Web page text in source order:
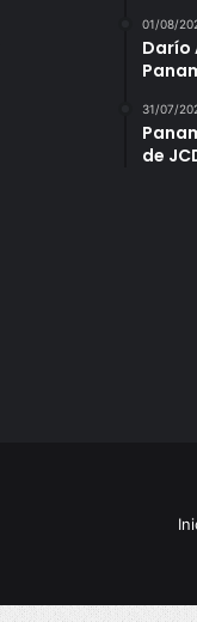
01/08/
Darío
31/07/
de